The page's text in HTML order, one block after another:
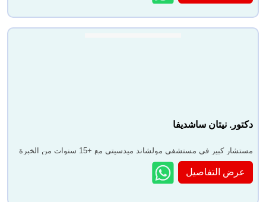
دكتور. نيتان ساشديفا
مستشار كبير في مستشفى مولشاند ميدسيتي مع +15 سنوات من الخبرة
عرض التفاصيل